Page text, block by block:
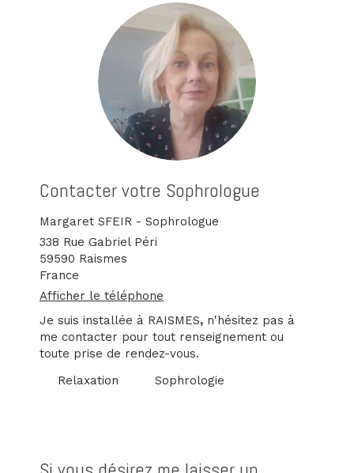
Contacter votre Sophrologue
Margaret SFEIR - Sophrologue
338 Rue Gabriel Péri
59590 Raismes
France
Afficher le téléphone
Je suis installée à RAISMES, n'hésitez pas à
me contacter pour tout renseignement ou
toute prise de rendez-vous.
Relaxation
Sophrologie